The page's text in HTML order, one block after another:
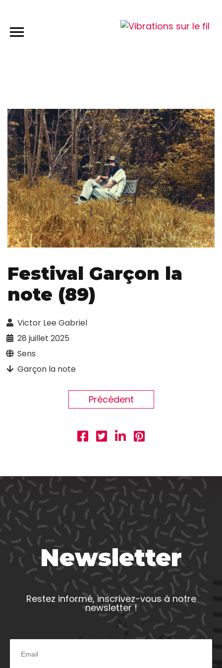
Festival Garçon la
note (89)
Victor Lee Gabriel
28 juillet 2025
Sens
Garçon la note
Précédent
Newsletter
Restez informé, inscrivez-vous à notre
newsletter !